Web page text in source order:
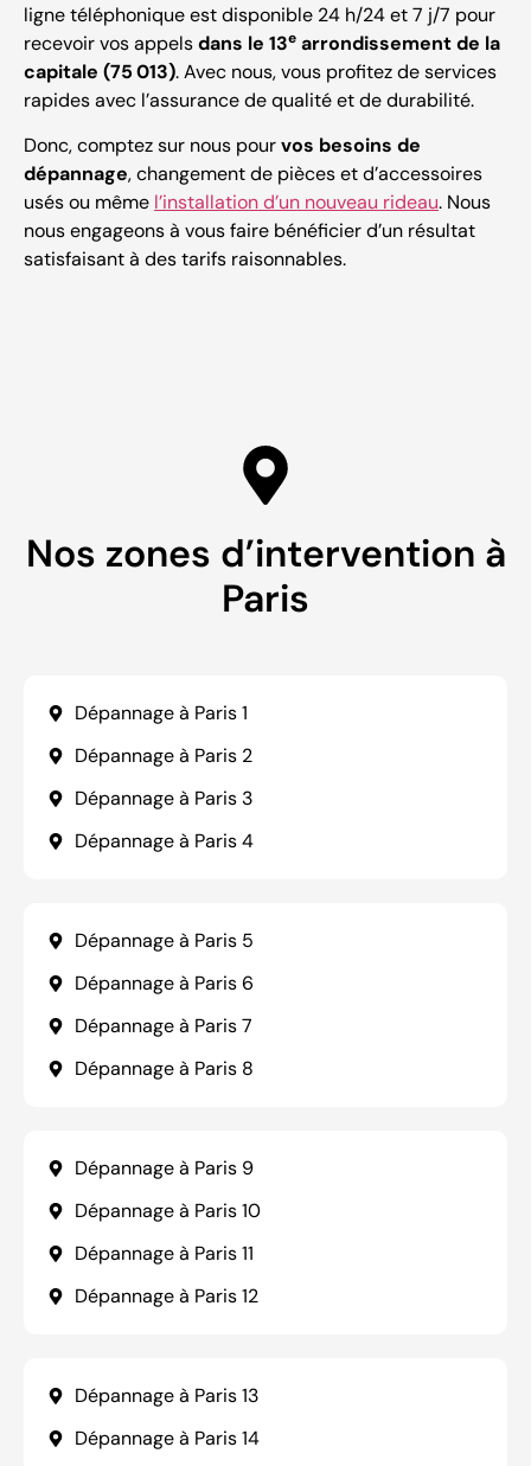
ligne téléphonique est disponible 24 h/24 et 7 j/7 pour
recevoir vos appelsdans le 13e arrondissement de la
capitale (75 013). Avec nous, vous profitez de services
rapides avec l’assurance de qualité et de durabilité.
Donc, comptez sur nous pourvos besoins de
dépannage, changement de pièces et d’accessoires
usés ou même l’installation d’un nouveau rideau. Nous
nous engageons à vous faire bénéficier d’un résultat
satisfaisant à des tarifs raisonnables.
Nos zones d’intervention à
Paris
Dépannage à Paris 1
Dépannage à Paris 2
Dépannage à Paris 3
Dépannage à Paris 4
Dépannage à Paris 5
Dépannage à Paris 6
Dépannage à Paris 7
Dépannage à Paris 8
Dépannage à Paris 9
Dépannage à Paris 10
Dépannage à Paris 11
Dépannage à Paris 12
Dépannage à Paris 13
Dépannage à Paris 14